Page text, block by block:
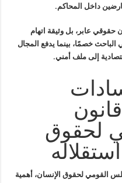
داخل المحاكم.
حقوقي عابر، بل وثيقة اتهام
خصمًا، بينما يدفع المجال
إلى ملف أمني.
لحقوق
القومي لحقوق الإنسان، أهمية